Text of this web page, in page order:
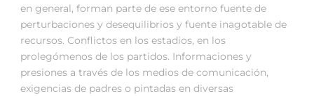
en general, forman parte de ese entorno fuente de
perturbaciones y desequilibrios y fuente inagotable de
recursos. Conflictos en los estadios, en los
prolegómenos de los partidos. Informaciones y
presiones a través de los medios de comunicación,
exigencias de padres o pintadas en diversas